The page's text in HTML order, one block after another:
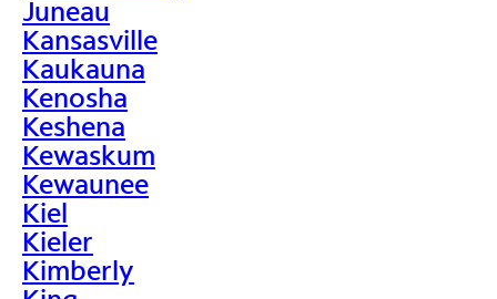
Juneau
Kansasville
Kaukauna
Kenosha
Keshena
Kewaskum
Kewaunee
Kiel
Kieler
Kimberly